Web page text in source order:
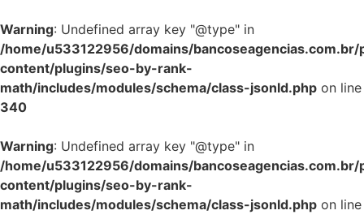
Warning: Undefined array key "@type" in
/home/u533122956/domains/
content/plugins/seo-by-rank-
math/includes/modules/schema/class-jsonld.php on line
340
Warning: Undefined array key "@type" in
/home/u533122956/domains/
content/plugins/seo-by-rank-
math/includes/modules/schema/class-jsonld.php on line